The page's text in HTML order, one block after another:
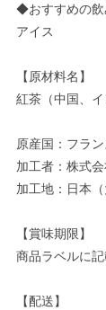
◆おすすめの
アイス
【原材料名】
紅茶（中国、
原産国：フラン
加工者：株式
加工地：日本（
【賞味期限】
商品ラベルに記
【配送】